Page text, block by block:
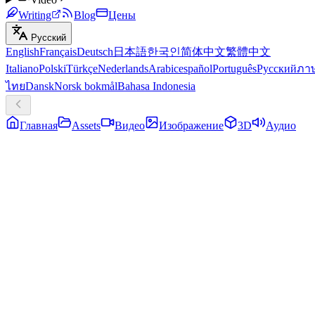
Writing
Blog Цены
Русский
EnglishFrançaisDeutsch 日本語한국인简体中文繁體中文
ItalianoPolskiTürkçeNederlandsArabicespañolPortuguêsРусскийภา
ไทยDanskNorsk bokmålBahasa Indonesia
Главная Assets Видео Изображение 3D Аудио